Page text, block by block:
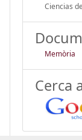
Ciencias
Memòria
Cerca